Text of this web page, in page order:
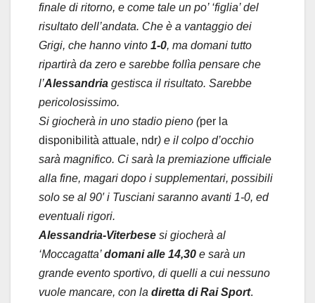
finale di ritorno, e come tale un po’ ‘figlia’ del
risultato dell’andata. Che è a vantaggio dei
Grigi, che hanno vinto 1-0, ma domani tutto
ripartirà da zero e sarebbe follìa pensare che
l’Alessandria gestisca il risultato. Sarebbe
pericolosissimo.
Si giocherà in uno stadio pieno (per la
disponibilità attuale, ndr) e il colpo d’occhio
sarà magnifico. Ci sarà la premiazione ufficiale
alla fine, magari dopo i supplementari, possibili
solo se al 90′ i Tusciani saranno avanti 1-0, ed
eventuali rigori.
Alessandria-Viterbese si giocherà al
‘Moccagatta’domani alle 14,30 e sarà un
grande evento sportivo, di quelli a cui nessuno
vuole mancare, con la diretta di Rai Sport.